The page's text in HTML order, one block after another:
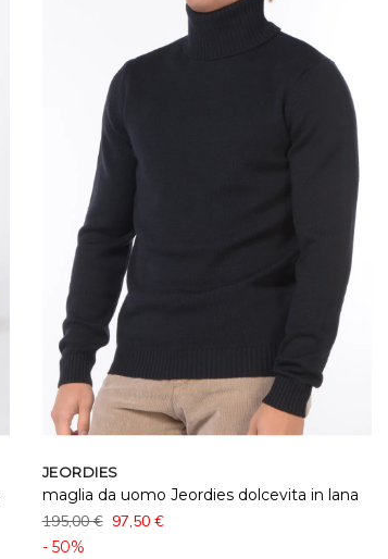
JEORDIES
maglia da uomo Jeordies dolcevita in lana
195,00 € 97,50 €
- 50%